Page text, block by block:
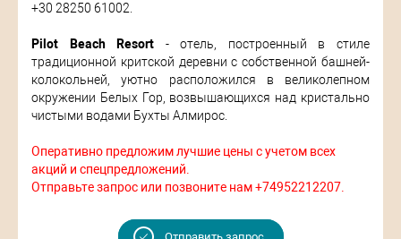
+30 28250 61002.
Pilot Beach Resort - отель, построенный в стиле
традиционной критской деревни с собственной башней-
колокольней, уютно расположился в великолепном
окружении Белых Гор, возвышающихся над кристально
чистыми водами Бухты Алмирос.
Оперативно предложим лучшие цены с учетом всех
акций и спецпредложений.
Отправьте запрос или позвоните нам +74952212207.